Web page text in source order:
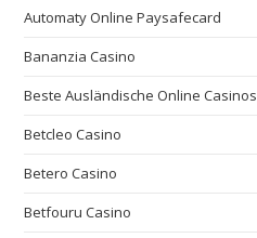
Automaty Online Paysafecard
Bananzia Casino
Beste Ausländische Online Casinos
Betcleo Casino
Betero Casino
Betfouru Casino